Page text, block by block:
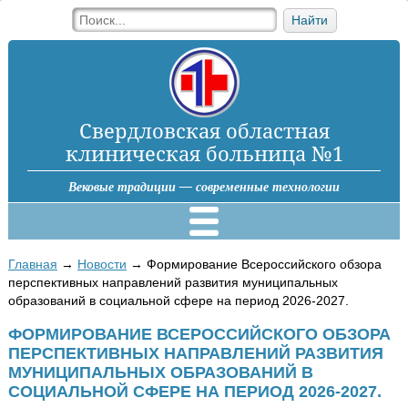
Найти
Свердловская областная
клиническая больница №1
Вековые традиции — современные технологии
Главная → Новости → Формирование Всероссийского обзора
перспективных направлений развития муниципальных
образований в социальной сфере на период 2026-2027.
ФОРМИРОВАНИЕ ВСЕРОССИЙСКОГО ОБЗОРА
ПЕРСПЕКТИВНЫХ НАПРАВЛЕНИЙ РАЗВИТИЯ
МУНИЦИПАЛЬНЫХ ОБРАЗОВАНИЙ В
СОЦИАЛЬНОЙ СФЕРЕ НА ПЕРИОД 2026-2027.